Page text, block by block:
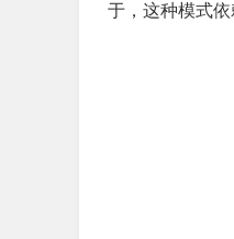
于，这种模式